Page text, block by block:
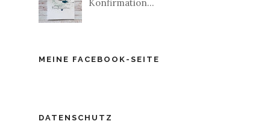
Konfirmation...
MEINE FACEBOOK-SEITE
DATENSCHUTZ